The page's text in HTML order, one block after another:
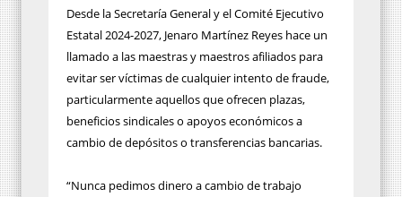
Desde la Secretaría General y el Comité Ejecutivo
Estatal 2024-2027, Jenaro Martínez Reyes hace un
llamado a las maestras y maestros afiliados para
evitar ser víctimas de cualquier intento de fraude,
particularmente aquellos que ofrecen plazas,
beneficios sindicales o apoyos económicos a
cambio de depósitos o transferencias bancarias.
“Nunca pedimos dinero a cambio de trabajo